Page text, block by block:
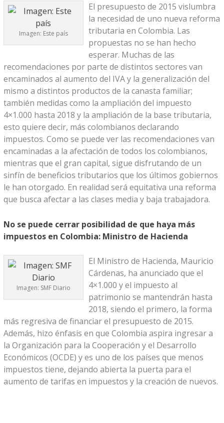
Imagen: Este país
El presupuesto de 2015 vislumbra
la necesidad de uno nueva reforma
tributaria en Colombia. Las
propuestas no se han hecho
esperar. Muchas de las
recomendaciones por parte de distintos sectores van
encaminados al aumento del IVA y la generalización del
mismo a distintos productos de la canasta familiar;
también medidas como la ampliación del impuesto
4×1.000 hasta 2018 y la ampliación de la base tributaria,
esto quiere decir, más colombianos declarando
impuestos. Como se puede ver las recomendaciones van
encaminadas a la afectación de todos los colombianos,
mientras que el gran capital, sigue disfrutando de un
sinfín de beneficios tributarios que los últimos gobiernos
le han otorgado. En realidad será equitativa una reforma
que busca afectar a las clases media y baja trabajadora.
No se puede cerrar posibilidad de que haya más
impuestos en Colombia: Ministro de Hacienda
Imagen: SMF Diario
El Ministro de Hacienda, Mauricio
Cárdenas, ha anunciado que el
4×1.000 y el impuesto al
patrimonio se mantendrán hasta
2018, siendo el primero, la forma
más regresiva de financiar el presupuesto de 2015.
Además, hizo énfasis en que Colombia aspira ingresar a
la Organización para la Cooperación y el Desarrollo
Económicos (OCDE) y es uno de los países que menos
impuestos tiene, dejando abierta la puerta para el
aumento de tarifas en impuestos y la creación de nuevos.